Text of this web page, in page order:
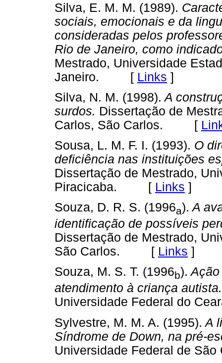
Silva, E. M. M. (1989).
sociais, emocionais e da
consideradas pelos
Rio de Janeiro, como
Mestrado, Universidade
Janeiro. [ Links ]
Silva, N. M. (1998). A
surdos. Dissertação de
Carlos, São Carlos. [
Sousa, L. M. F. I. (1993). O
deficiência nas instituições
Dissertação de Mestrado,
Piracicaba. [ Links ]
Souza, D. R. S. (1996a). A
identificação de possíveis
Dissertação de Mestrado,
São Carlos. [ Links ]
Souza, M. S. T. (1996b). Ação
atendimento à criança autista.
Universidade Federal do
Sylvestre, M. M. A. (1995). A
Síndrome de Down, na pré-
Universidade Federal de